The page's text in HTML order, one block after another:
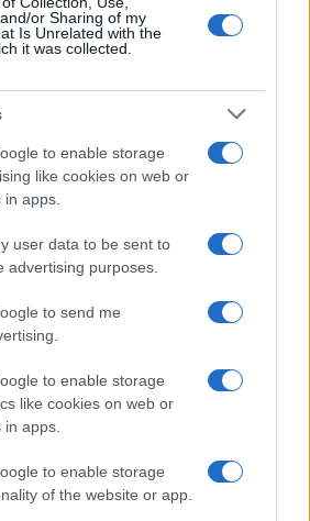
or Sharing of my
Is Unrelated with the
it was collected.
to enable storage
like cookies on web or
apps.
user data to be sent to
advertising purposes.
to send me
to enable storage
like cookies on web or
apps.
to enable storage
of the website or app.
Cabras